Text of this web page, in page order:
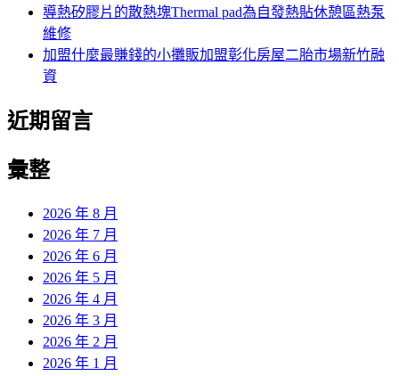
導熱矽膠片的散熱塊Thermal pad為自發熱貼休憩區熱泵
維修
加盟什麼最賺錢的小攤販加盟彰化房屋二胎市場新竹融
資
近期留言
彙整
2026 年 8 月
2026 年 7 月
2026 年 6 月
2026 年 5 月
2026 年 4 月
2026 年 3 月
2026 年 2 月
2026 年 1 月